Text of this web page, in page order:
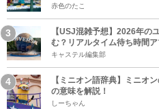
赤色のたこ
【USJ混雑予想】2026年の
む？リアルタイム待ち時間ア
キャステル編集部
【ミニオン語辞典】ミニオ
の意味を解説！
しーちゃん